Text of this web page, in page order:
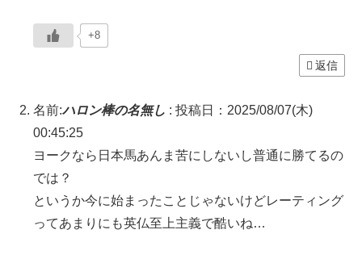
+8
返信
名前:ハロン棒の名無し : 投稿日：2025/08/07(木)
00:45:25
ヨークなら日本馬あんま苦にしないし普通に勝てるの
では？
というか今に始まったことじゃないけどレーティング
ってあまりにも英仏至上主義で酷いね…